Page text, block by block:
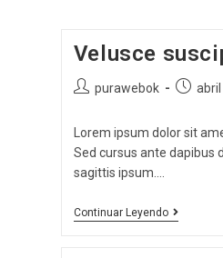
Velusce
purawebok abril
Lorem ipsum dolor sit
Sed cursus ante dapibus
sagittis ipsum.…
Continuar Leyendo